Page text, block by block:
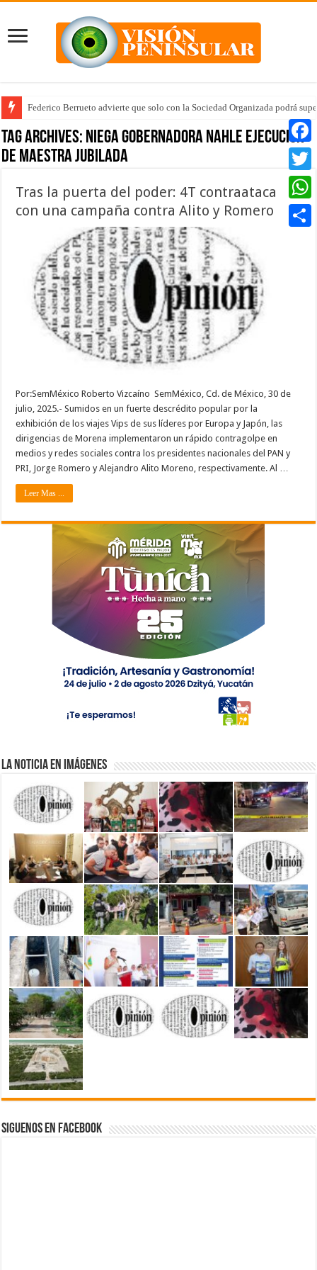
Federico Berrueto advierte que solo con la Sociedad Organizada podrá
Tag Archives: niega gobernadora Nahle ejecución
de maestra jubilada
Tras la puerta del poder: 4T contraataca
con una campaña contra Alito y Romero
Por:SemMéxico Roberto Vizcaíno SemMéxico, Cd. de México, 30 de
julio, 2025.- Sumidos en un fuerte descrédito popular por la
exhibición de los viajes Vips de sus líderes por Europa y Japón, las
dirigencias de Morena implementaron un rápido contragolpe en
medios y redes sociales contra los presidentes nacionales del PAN y
PRI, Jorge Romero y Alejandro Alito Moreno, respectivamente. Al …
Leer Mas ...
La Noticia en Imágenes
Siguenos en Facebook
Twitter